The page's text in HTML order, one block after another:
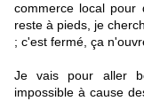
commerce local pour
reste à pieds, je
; c'est fermé, ça
Je vais pour aller
impossible à cause